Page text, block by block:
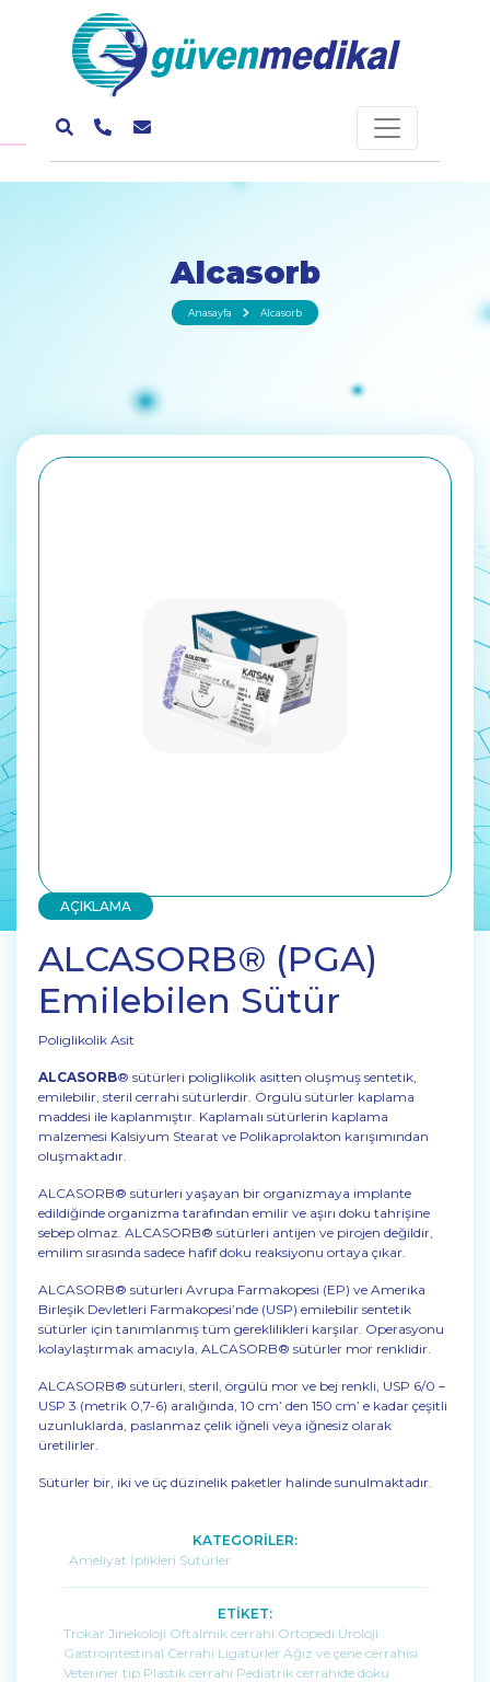
Alcasorb
Anasayfa Alcasorb
AÇIKLAMA
ALCASORB® (PGA)
Emilebilen Sütür
Poliglikolik Asit
ALCASORB® sütürleri poliglikolik asitten oluşmuş sentetik,
emilebilir, steril cerrahi sütürlerdir. Örgülü sütürler kaplama
maddesi ile kaplanmıştır. Kaplamalı sütürlerin kaplama
malzemesi Kalsiyum Stearat ve Polikaprolakton karışımından
oluşmaktadır.
ALCASORB® sütürleri yaşayan bir organizmaya implante
edildiğinde organizma tarafından emilir ve aşırı doku tahrişine
sebep olmaz. ALCASORB® sütürleri antijen ve pirojen değildir,
emilim sırasında sadece hafif doku reaksiyonu ortaya çıkar.
ALCASORB® sütürleri Avrupa Farmakopesi (EP) ve Amerika
Birleşik Devletleri Farmakopesi’nde (USP) emilebilir sentetik
sütürler için tanımlanmış tüm gereklilikleri karşılar. Operasyonu
kolaylaştırmak amacıyla, ALCASORB® sütürler mor renklidir.
ALCASORB® sütürleri, steril, örgülü mor ve bej renkli, USP 6/0 –
USP 3 (metrik 0,7-6) aralığında, 10 cm’ den 150 cm’ e kadar çeşitli
uzunluklarda, paslanmaz çelik iğneli veya iğnesiz olarak
üretilirler.
Sütürler bir, iki ve üç düzinelik paketler halinde sunulmaktadır.
KATEGORİLER:
Ameliyat İplikleri Sütürler
ETİKET:
Trokar Jinekoloji Oftalmik cerrahi Ortopedi Üroloji
Gastrointestinal Cerrahi Ligatürler Ağız ve çene cerrahisi
Veteriner tıp Plastik cerrahi Pediatrik cerrahide doku